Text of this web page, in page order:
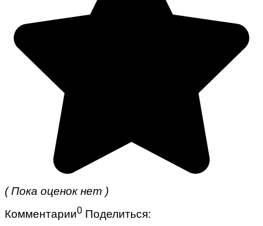
( Пока оценок нет )
Комментарии0 Поделиться: